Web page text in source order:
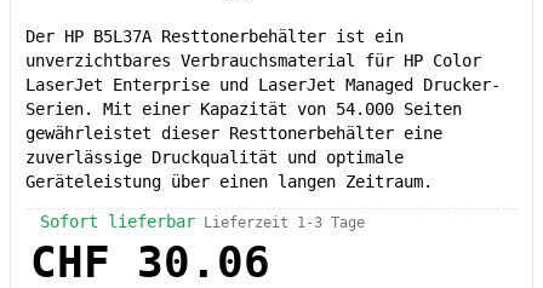
Der HP B5L37A Resttonerbehälter ist ein
unverzichtbares Verbrauchsmaterial für HP Color
LaserJet Enterprise und LaserJet Managed Drucker-
Serien. Mit einer Kapazität von 54.000 Seiten
gewährleistet dieser Resttonerbehälter eine
zuverlässige Druckqualität und optimale
Geräteleistung über einen langen Zeitraum.
Sofort lieferbar Lieferzeit 1-3 Tage
CHF 30.06